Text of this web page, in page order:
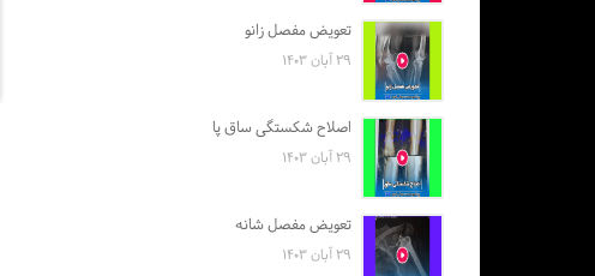
تعویض مفصل زانو
۲۹ آبان ۱۴۰۳
اصلاح شکستگی ساق پا
۲۹ آبان ۱۴۰۳
تعویض مفصل شانه
۲۹ آبان ۱۴۰۳